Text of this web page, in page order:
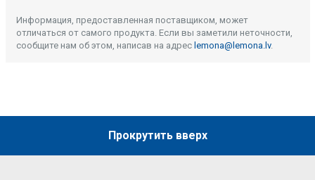
Информация, предоставленная поставщиком, может
отличаться от самого продукта. Если вы заметили неточности,
сообщите нам об этом, написав на адрес lemona@lemona.lv.
Прокрутить вверх